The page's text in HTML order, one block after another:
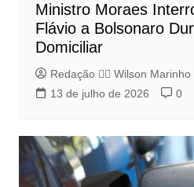
Ministro Moraes
Flávio a Bolsonaro
Domiciliar
Redação 👨‍⚖️​ Wilson Marinho
13 de julho de 2026
0